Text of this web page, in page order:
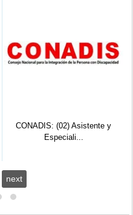
CONADIS: (02) Asistente y
Especiali...
next